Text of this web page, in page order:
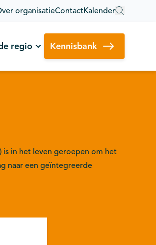
organisatieContactKalender
regio Kennisbank
in het leven geroepen om het
naar een geïntegreerde